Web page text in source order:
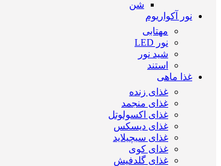
شن
نور آکواریوم
مهتابی
نور LED
شید نور
استند
غذا ماهی
غذای زنده
غذای منجمد
غذای اکسولوتل
غذای دیسکس
غذای سیچیلاید
غذای کوی
غذای گلدفیش